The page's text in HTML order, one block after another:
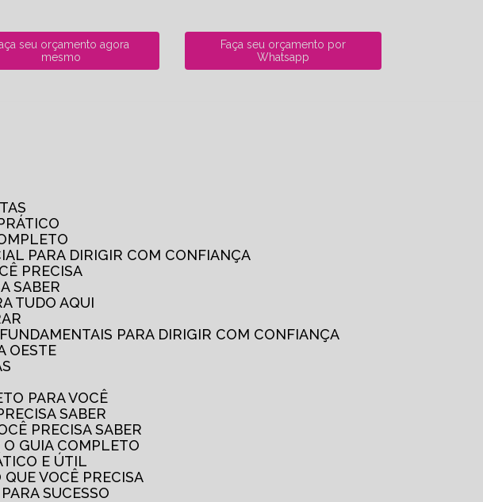
seu orçamento agora
mesmo
Faça seu orçamento por
Whatsapp
PARA DIRIGIR COM CONFIANÇA
PRECISA
SABER
TUDO AQUI
PARA DIRIGIR COM CONFIANÇA
OESTE
PARA VOCÊ
SABER
PRECISA SABER
O GUIA COMPLETO
E ÚTIL
VOCÊ PRECISA
SUCESSO